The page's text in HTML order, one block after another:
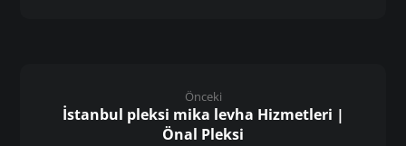
Önceki
İstanbul pleksi mika levha Hizmetleri |
Önal Pleksi